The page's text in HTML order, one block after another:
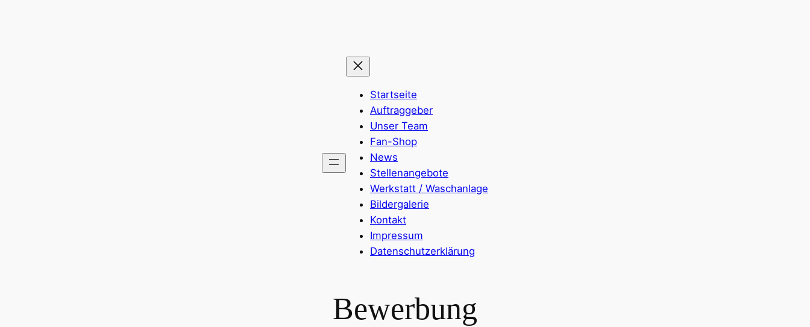
Startseite
Auftraggeber
Unser Team
Fan-Shop
News
Stellenangebote
Werkstatt / Waschanlage
Bildergalerie
Kontakt
Impressum
Datenschutzerklärung
Bewerbung